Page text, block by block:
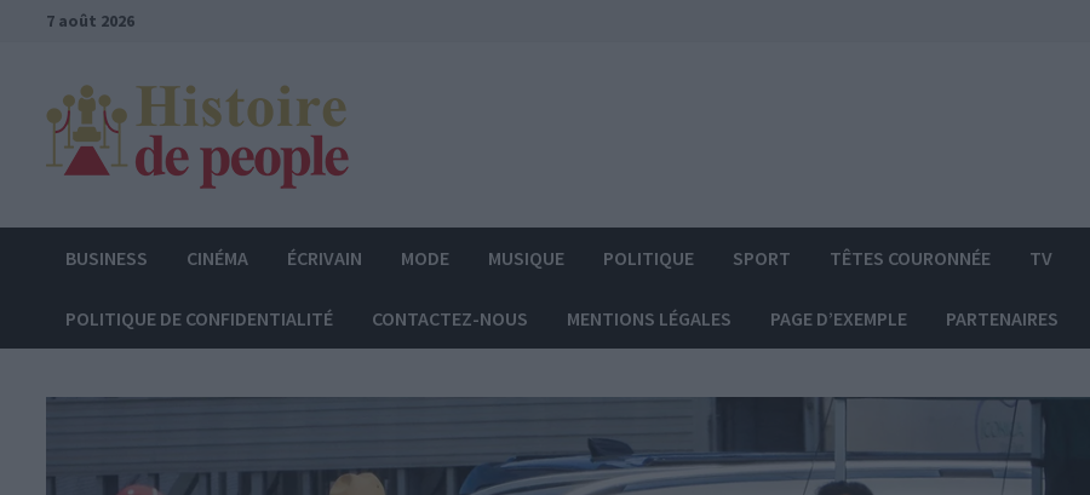
Passer7 août 2026
BUSINESS CINÉMA ÉCRIVAIN MODE MUSIQUE POLITIQUE SPORT TÊTES COURONNÉE TV
POLITIQUE DE CONFIDENTIALITÉ CONTACTEZ-NOUS MENTIONS LÉGALES PAGE D’EXEMPLE PARTENAIRES